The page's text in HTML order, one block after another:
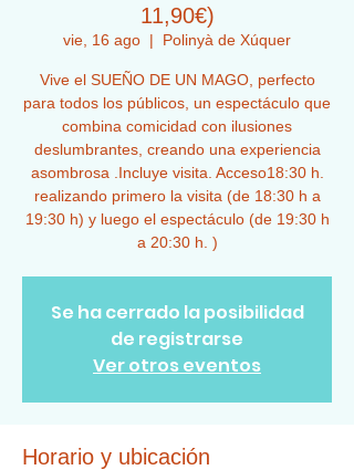
11,90€)
vie, 16 ago
  |
Polinyà de Xúquer
Vive el SUEÑO DE UN MAGO, perfecto
para todos los públicos, un espectáculo que
combina comicidad con ilusiones
deslumbrantes, creando una experiencia
asombrosa .Incluye visita. Acceso18:30 h.
realizando primero la visita (de 18:30 h a
19:30 h) y luego el espectáculo (de 19:30 h
a 20:30 h. )
Se ha cerrado la posibilidad
de registrarse
Ver otros eventos
Horario y ubicación